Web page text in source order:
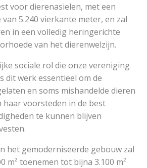
voor dierenasielen, met een
5.240 vierkante meter, en zal
in een volledig heringerichte
van het dierenwelzijn.
sociale rol die onze vereniging
dit werk essentieel om de
en soms mishandelde dieren
haar voorsteden in de best
te kunnen blijven
het gemoderniseerde gebouw zal
m² toenemen tot bijna 3.100 m²